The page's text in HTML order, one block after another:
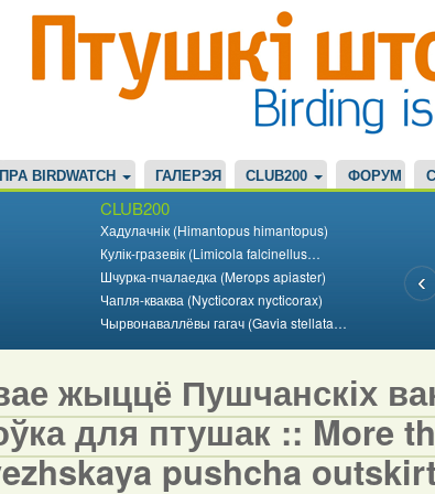
ПРА BIRDWATCH ГАЛЕРЭЯ CLUB200 ФОРУМ
CLUB200
Хадулачнік (Himantopus himantopus)
Кулік-гразевік (Limicola falcinellus…
Шчурка-пчалаедка (Merops apiaster)
Чапля-кваква (Nycticorax nycticorax)
Чырвонаваллёвы гагач (Gavia stellata…
жыццё Пушчанскіх
для птушак :: More
pushcha